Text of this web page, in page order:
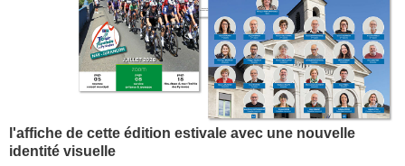
l'affiche de cette édition estivale avec une nouvelle
identité visuelle